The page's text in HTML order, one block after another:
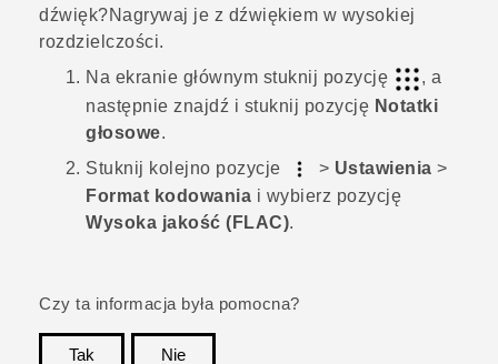
Urządzenia i akcesoria HTC
Zaloguj się
dźwięk?Nagrywaj je z dźwiękiem w wysokiej
rozdzielczości.
Na ekranie głównym stuknij pozycję
, a
następnie znajdź i stuknij pozycję Notatki
głosowe.
Stuknij kolejno pozycje
> Ustawienia >
Format kodowania i wybierz pozycję
Wysoka jakość (FLAC).
Czy ta informacja była pomocna?
Tak
Nie